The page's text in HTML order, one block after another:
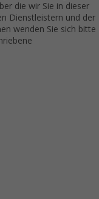
die wir Sie in dieser
Dienstleistern und der
wenden Sie sich bitte